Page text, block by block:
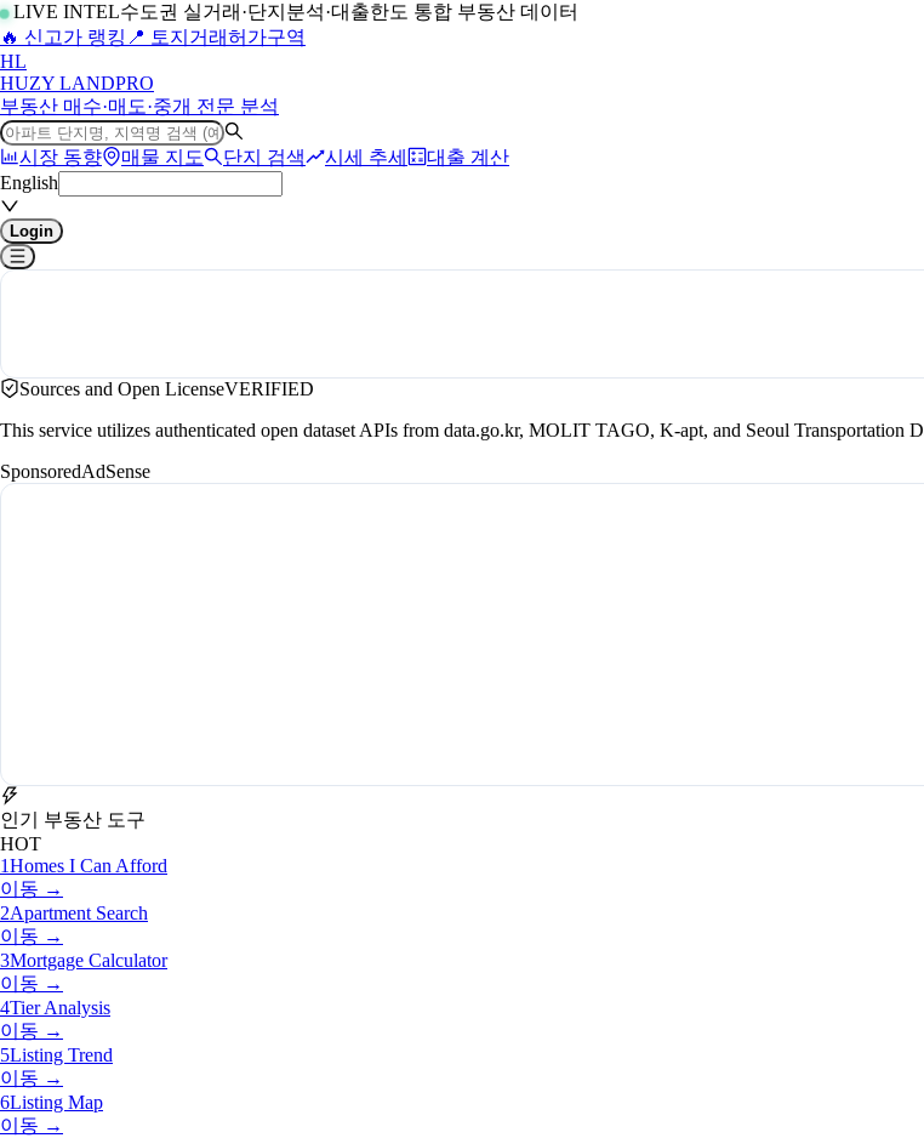
LIVE INTEL수도권 실거래·단지분석·대출한도 통합 부동산 데이터
🔥 신고가 랭킹 📍 토지거래허가구역
HL
HUZY LANDPRO
부동산 매수·매도·중개 전문 분석
시장 동향 매물 지도 단지 검색 시세 추세
대출 계산
English
Login
Sources and Open LicenseVERIFIED
This service utilizes authenticated open dataset APIs from data.go.kr, MOLIT TAGO, K-apt, and Seoul Transportation
SponsoredAdSense
인기 부동산 도구
HOT
1Homes I Can Afford
이동 →
2Apartment Search
이동 →
3Mortgage Calculator
이동 →
4Tier Analysis
이동 →
5Listing Trend
이동 →
6Listing Map
이동 →